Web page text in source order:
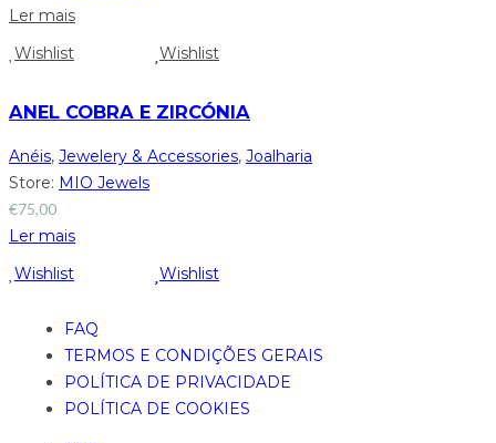
Ler mais
Wishlist
Wishlist
ANEL COBRA E ZIRCÓNIA
Anéis, Jewelery & Accessories, Joalharia
Store: MIO Jewels
€75,00
Ler mais
Wishlist
Wishlist
FAQ
TERMOS E CONDIÇÕES GERAIS
POLÍTICA DE PRIVACIDADE
POLÍTICA DE COOKIES